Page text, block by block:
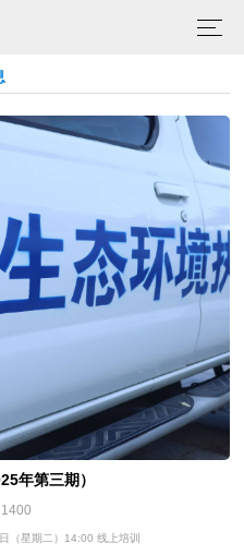
年第三期）
（星期二）14:00 线上培训